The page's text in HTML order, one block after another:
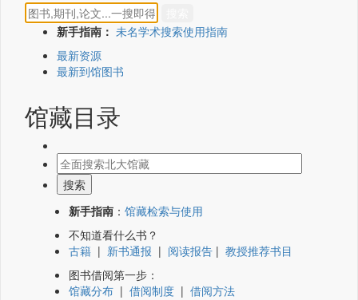
新手指南： 未名学术搜索使用指南
最新资源
最新到馆图书
馆藏目录
新手指南 ： 馆藏检索与使用
不知道看什么书？
古籍 | 新书通报 | 阅读报告 | 教授推荐书目
图书借阅第一步：
馆藏分布 | 借阅制度 | 借阅方法